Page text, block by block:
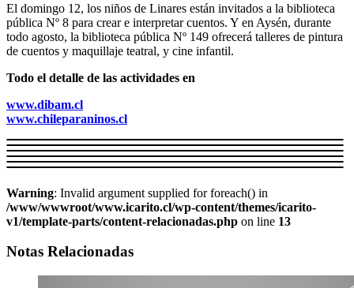
El domingo 12, los niños de Linares están invitados a la biblioteca
pública Nº 8 para crear e interpretar cuentos. Y en Aysén, durante
todo agosto, la biblioteca pública Nº 149 ofrecerá talleres de pintura
de cuentos y maquillaje teatral, y cine infantil.
Todo el detalle de las actividades en
www.dibam.cl
www.chileparaninos.cl
Warning: Invalid argument supplied for foreach() in
/www/wwwroot/www.icarito.cl/wp-content/themes/icarito-
v1/template-parts/content-relacionadas.php on line 13
Notas Relacionadas